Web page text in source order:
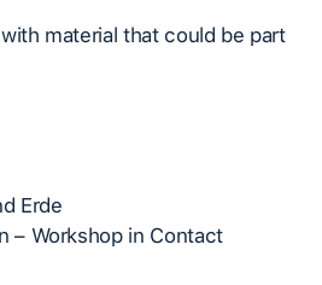
material that could be part
Erde
– Workshop in Contact